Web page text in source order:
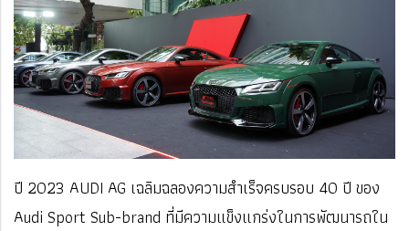
ปี 2023 AUDI AG เฉลิมฉลองความสำเร็จครบรอบ 40 ปี ของ
Audi Sport Sub-brand ที่มีความแข็งแกร่งในการพัฒนารถใน